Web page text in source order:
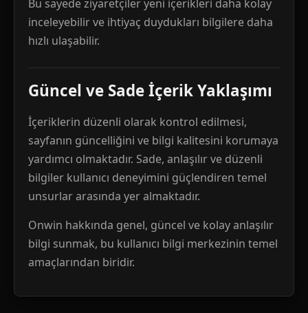
Bu sayede ziyaretçiler yeni içerikleri daha kolay
inceleyebilir ve ihtiyaç duydukları bilgilere daha
hızlı ulaşabilir.
Güncel ve Sade İçerik Yaklaşımı
İçeriklerin düzenli olarak kontrol edilmesi,
sayfanın güncelliğini ve bilgi kalitesini korumaya
yardımcı olmaktadır. Sade, anlaşılır ve düzenli
bilgiler kullanıcı deneyimini güçlendiren temel
unsurlar arasında yer almaktadır.
Onwin hakkında genel, güncel ve kolay anlaşılır
bilgi sunmak, bu kullanıcı bilgi merkezinin temel
amaçlarından biridir.